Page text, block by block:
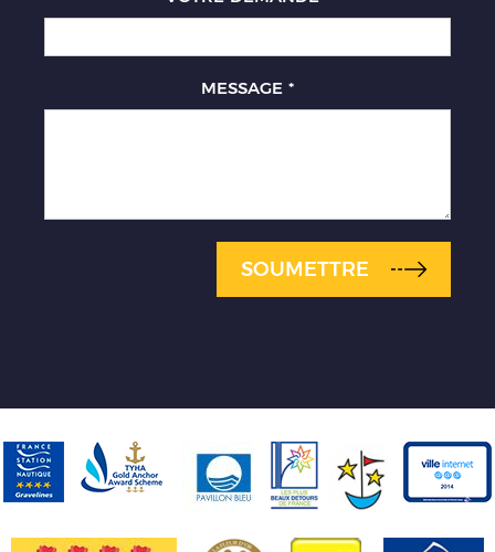
MESSAGE *
SOUMETTRE